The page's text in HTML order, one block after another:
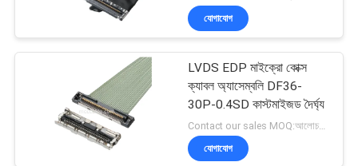
যোগাযোগ
LVDS EDP মাইক্রো কোক্স
ক্যাবল অ্যাসেম্বলি DF36-
30P-0.4SD কাস্টমাইজড দৈর্ঘ্য
Contact our sales MOQ:আলোচনাযোগ্য
যোগাযোগ